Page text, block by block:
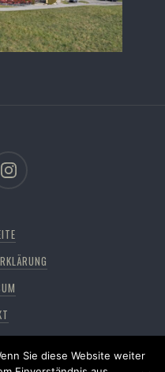
. All rights reserved,
Sie diese Website weiter